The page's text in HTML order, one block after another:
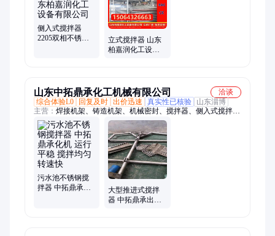
侧入式搅拌器
2205双相不锈钢
立式搅拌器 山东
柏嘉润化工设备
山东中拓鼎承化工机械有限公司
洽谈
综合体验L0
回复及时 出价迅速 真实性已核验
山东淄博
主营： 焊接机架、铸造机架、机械密封、搅拌器、侧入式搅拌
器、立式搅拌器、脱硫搅拌器、不锈钢搅拌器、化工搅拌器、溶
解罐搅拌器、反应釜搅拌器、搅拌器厂家、顶入式搅拌器、沥青
搅拌器、油罐搅拌器、填料密封
污水池不锈钢搅
拌器 中拓鼎承化
大型推进式搅拌
器 中拓鼎承出品